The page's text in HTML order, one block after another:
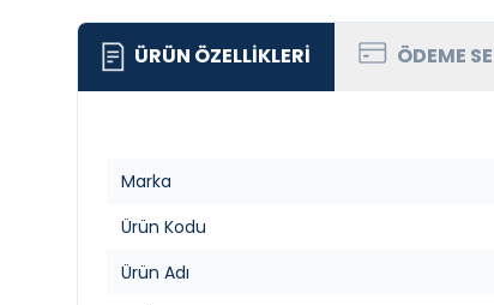
ÜRÜN ÖZELLIKLERI ÖDEME
Marka
Ürün Kodu
Ürün Adı